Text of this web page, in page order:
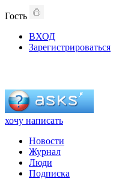
Гость
ВХОД
Зарегистрироваться
хочу написать
Новости
Журнал
Люди
Подписка